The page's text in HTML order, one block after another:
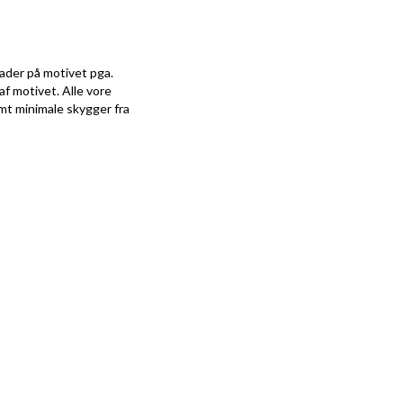
på motivet pga.
motivet. Alle vore
minimale skygger fra